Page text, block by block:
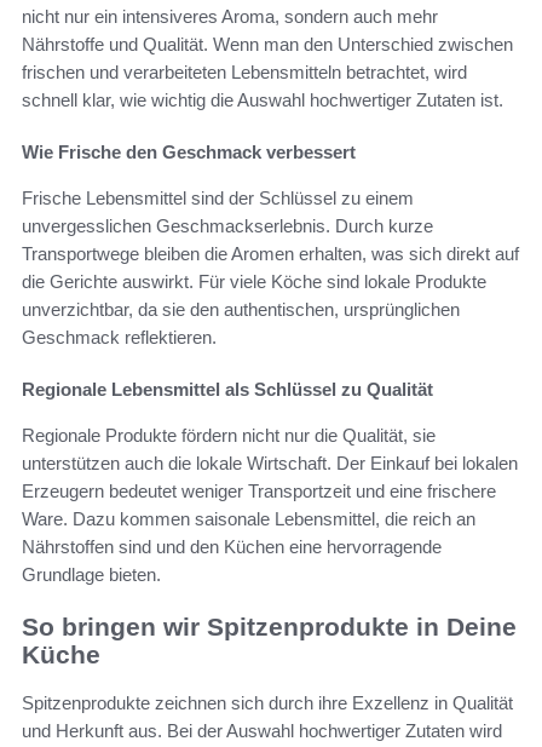
nicht nur ein intensiveres Aroma, sondern auch mehr
Nährstoffe und Qualität. Wenn man den Unterschied zwischen
frischen und verarbeiteten Lebensmitteln betrachtet, wird
schnell klar, wie wichtig die Auswahl hochwertiger Zutaten ist.
Wie Frische den Geschmack verbessert
Frische Lebensmittel sind der Schlüssel zu einem
unvergesslichen Geschmackserlebnis. Durch kurze
Transportwege bleiben die Aromen erhalten, was sich direkt auf
die Gerichte auswirkt. Für viele Köche sind lokale Produkte
unverzichtbar, da sie den authentischen, ursprünglichen
Geschmack reflektieren.
Regionale Lebensmittel als Schlüssel zu Qualität
Regionale Produkte fördern nicht nur die Qualität, sie
unterstützen auch die lokale Wirtschaft. Der Einkauf bei lokalen
Erzeugern bedeutet weniger Transportzeit und eine frischere
Ware. Dazu kommen saisonale Lebensmittel, die reich an
Nährstoffen sind und den Küchen eine hervorragende
Grundlage bieten.
So bringen wir Spitzenprodukte in Deine
Küche
Spitzenprodukte zeichnen sich durch ihre Exzellenz in Qualität
und Herkunft aus. Bei der Auswahl hochwertiger Zutaten wird